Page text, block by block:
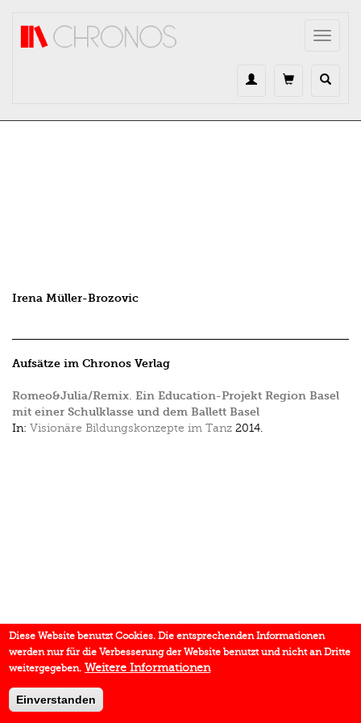
Toggle
Irena Müller-Brozovic
Aufsätze im Chronos Verlag
Romeo&Julia/Remix. Ein Education-Projekt Region Basel
mit einer Schulklasse und dem Ballett Basel
In: Visionäre Bildungskonzepte im Tanz 2014.
Diese Website benutzt Cookies. Die entsprechenden Informationen
werden nur für die Verbesserung der Website benutzt und nicht an Dritte
weitergegeben. Weitere Informationen
Einverstanden